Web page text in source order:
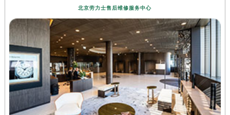
北京劳力士售后维修服务中心